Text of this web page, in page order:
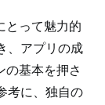
とって魅力的
、アプリの成
の基本を押さ
考に、独自の